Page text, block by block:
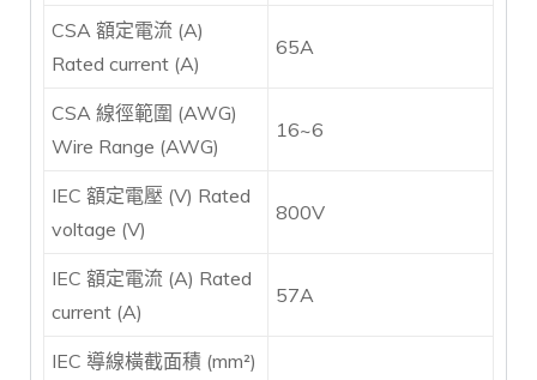
CSA 額定電流 (A)
Rated current (A)
65A
CSA 線徑範圍 (AWG)
Wire Range (AWG)
16~6
IEC 額定電壓 (V) Rated
voltage (V)
800V
IEC 額定電流 (A) Rated
current (A)
57A
IEC 導線橫截面積 (mm²)